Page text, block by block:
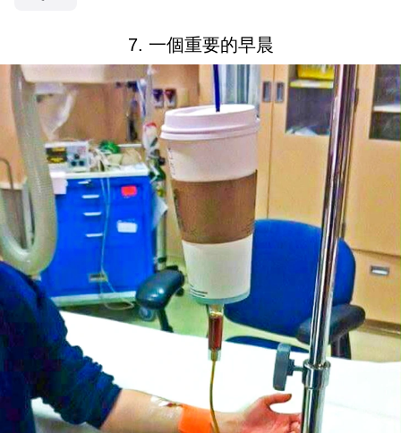
7. 一個重要的早晨